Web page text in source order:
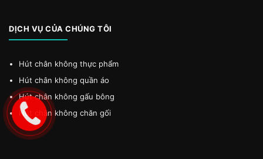
DỊCH VỤ CỦA CHÚNG TÔI
Hút chân không thực phẩm
Hút chân không quần áo
Hút chân không gấu bông
Hút chân không chăn gối